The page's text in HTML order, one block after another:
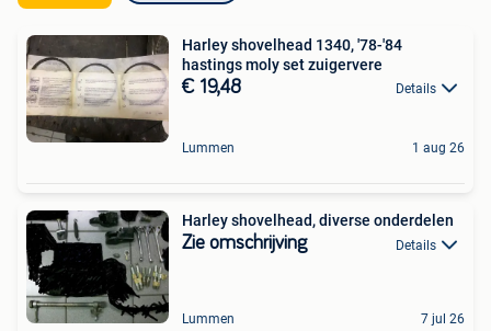
Harley shovelhead 1340, '78-'84
hastings moly set zuigervere
€ 19,48 Details
Lummen 1 aug 26
Harley shovelhead, diverse onderdelen
Zie omschrijving Details
Lummen 7 jul 26